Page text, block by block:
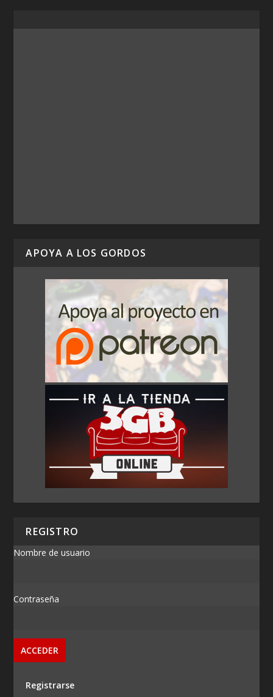
APOYA A LOS GORDOS
REGISTRO
Nombre de usuario
Contraseña
Registrarse